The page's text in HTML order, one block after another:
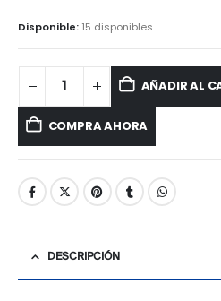
Disponible: 15 disponibles
AÑADIR AL
COMPRA AHORA
DESCRIPCIÓN